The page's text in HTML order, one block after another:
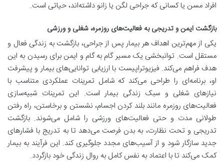
افراد مسن یا کسانی که جراحی لگن یا زانو داشته‌اند، حیاتی است.
بازگشت ایمن و تدریجی به فعالیت‌های روزمره، شغلی و ورزشی
یکی از مهم‌ترین اهداف هر بیمار پس از جراحی، بازگشت به زندگی فعال و
مستقل است. توانبخشی یک مسیر گام به گام و ایمن برای رسیدن به این
هدف فراهم می‌کند. فیزیوتراپیست با ارزیابی توانایی‌های بیمار و پیشرفت
او، برنامه‌ای را طراحی می‌کند که شامل تمرینات عملکردی متناسب با
نیازهای شغلی و سبک زندگی بیمار است. این تمرینات شبیه‌سازی
فعالیت‌های روزمره مانند بلند کردن اجسام، نشستن و برخاستن، راه رفتن
طولانی مدت و حتی فعالیت‌های ورزشی را شامل می‌شوند. بازگشت
تدریجی و تحت نظارت، به بدن فرصت می‌دهد تا به تدریج با فشارهای
جدید سازگار شود و از آسیب‌های مجدد جلوگیری کند. این فرآیند به بیمار
کمک می‌کند تا با اعتماد به نفس کامل به روال زندگی خود بازگردد.